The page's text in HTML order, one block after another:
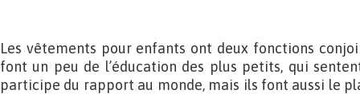
Les vêtements pour enfants ont deux fonctions
font un peu de l’éducation des plus petits, qui
participe du rapport au monde, mais ils font aussi le